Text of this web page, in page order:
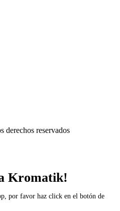
reservados
Kromatik!
por favor haz click en el botón de